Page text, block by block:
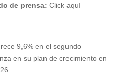
de prensa: Click aquí
9,6% en el segundo
en su plan de crecimiento en